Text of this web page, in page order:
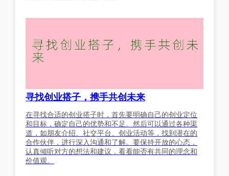
寻找创业搭子，携手共创未来
在寻找合适的创业搭子时，首先要明确自己的创业定位
和目标，确定自己的优势和不足。然后可以通过各种渠
道，如朋友介绍、社交平台、创业活动等，找到潜在的
合作伙伴，进行深入沟通和了解。要保持开放的心态，
认真倾听对方的想法和建议，看看能否有共同的理念和
价值观。